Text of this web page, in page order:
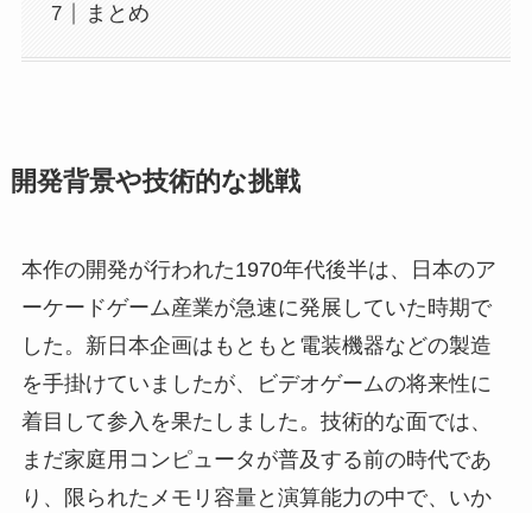
まとめ
開発背景や技術的な挑戦
本作の開発が行われた1970年代後半は、日本のア
ーケードゲーム産業が急速に発展していた時期で
した。新日本企画はもともと電装機器などの製造
を手掛けていましたが、ビデオゲームの将来性に
着目して参入を果たしました。技術的な面では、
まだ家庭用コンピュータが普及する前の時代であ
り、限られたメモリ容量と演算能力の中で、いか